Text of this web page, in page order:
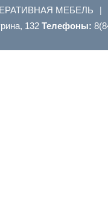
МЕБЕЛЬ |
132 Телефоны: